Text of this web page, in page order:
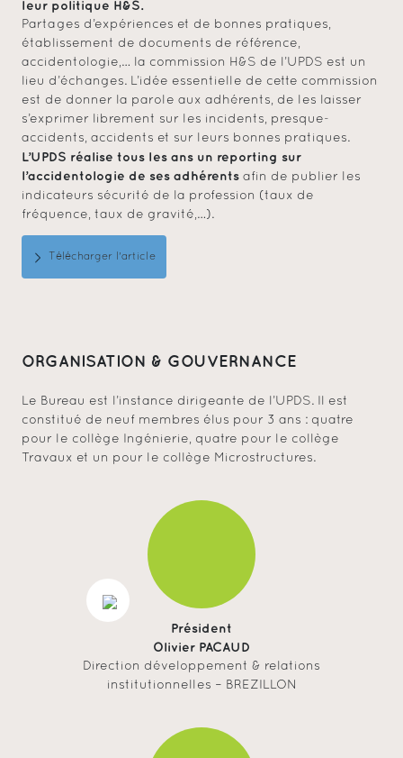
leur politique H&S.
Partages d’expériences et de bonnes pratiques,
établissement de documents de référence,
accidentologie,… la commission H&S de l’UPDS est un
lieu d’échanges. L’idée essentielle de cette commission
est de donner la parole aux adhérents, de les laisser
s’exprimer librement sur les incidents, presque-
accidents, accidents et sur leurs bonnes pratiques.
L’UPDS réalise tous les ans un reporting sur
l’accidentologie de ses adhérents afin de publier les
indicateurs sécurité de la profession (taux de
fréquence, taux de gravité,…).
Télécharger l'article
ORGANISATION & GOUVERNANCE
Le Bureau est l’instance dirigeante de l’UPDS. Il est
constitué de neuf membres élus pour 3 ans : quatre
pour le collège Ingénierie, quatre pour le collège
Travaux et un pour le collège Microstructures.
Président
Olivier PACAUD
Direction développement & relations
institutionnelles – BREZILLON